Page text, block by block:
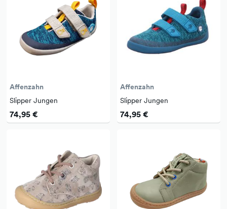
Affenzahn
Slipper Jungen
74,95 €
Affenzahn
Slipper Jungen
74,95 €